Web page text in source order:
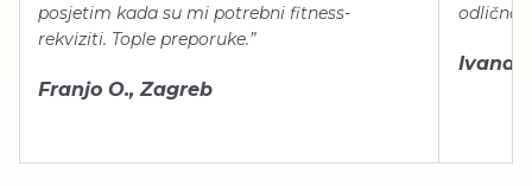
posjetim kada su mi potrebni fitness-
rekviziti. Tople preporuke.”
Franjo O., Zagreb
odlično
Ivana